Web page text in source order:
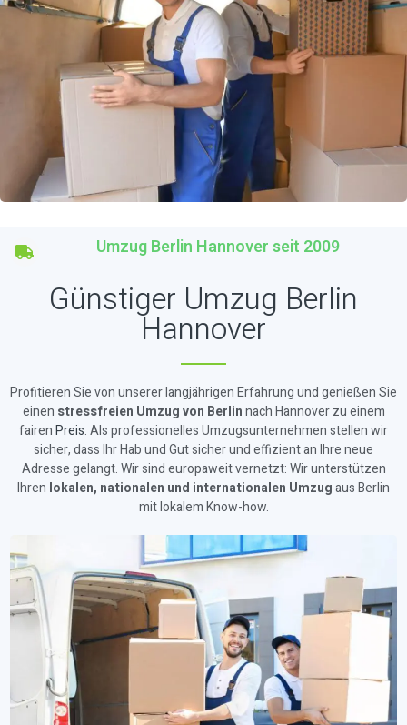
Umzug Berlin Hannover seit 2009
Günstiger Umzug Berlin
Hannover
Profitieren Sie von unserer langjährigen Erfahrung und genießen Sie
einen stressfreien Umzug von Berlinnach Hannover zu einem
fairenPreis. Als professionelles Umzugsunternehmen stellen wir
sicher, dass Ihr Hab und Gut sicher und effizient an Ihre neue
Adresse gelangt. Wir sind europaweit vernetzt: Wir unterstützen
Ihren lokalen, nationalen und internationalen Umzugaus Berlin
mit lokalem Know-how.